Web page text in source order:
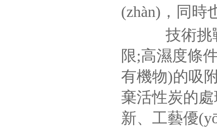
(zhàn)，同時
技術挑戰
限;高濕度條
有機物)的吸
棄活性炭的
新、工藝優